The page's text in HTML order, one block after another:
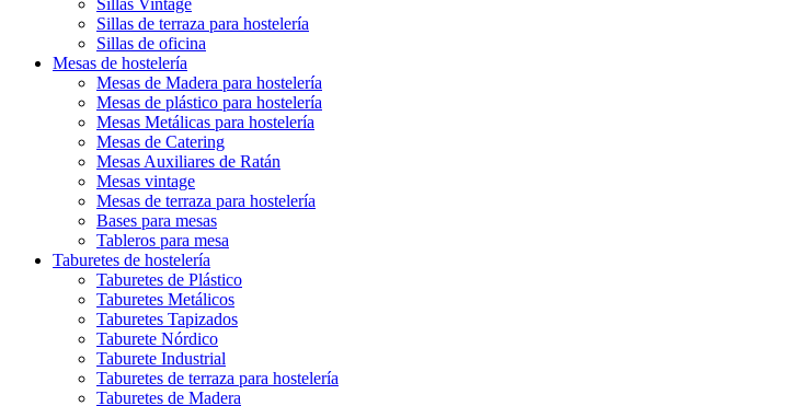
Sillas Vintage
Sillas de terraza para hostelería
Sillas de oficina
Mesas de hostelería
Mesas de Madera para hostelería
Mesas de plástico para hostelería
Mesas Metálicas para hostelería
Mesas de Catering
Mesas Auxiliares de Ratán
Mesas vintage
Mesas de terraza para hostelería
Bases para mesas
Tableros para mesa
Taburetes de hostelería
Taburetes de Plástico
Taburetes Metálicos
Taburetes Tapizados
Taburete Nórdico
Taburete Industrial
Taburetes de terraza para hostelería
Taburetes de Madera